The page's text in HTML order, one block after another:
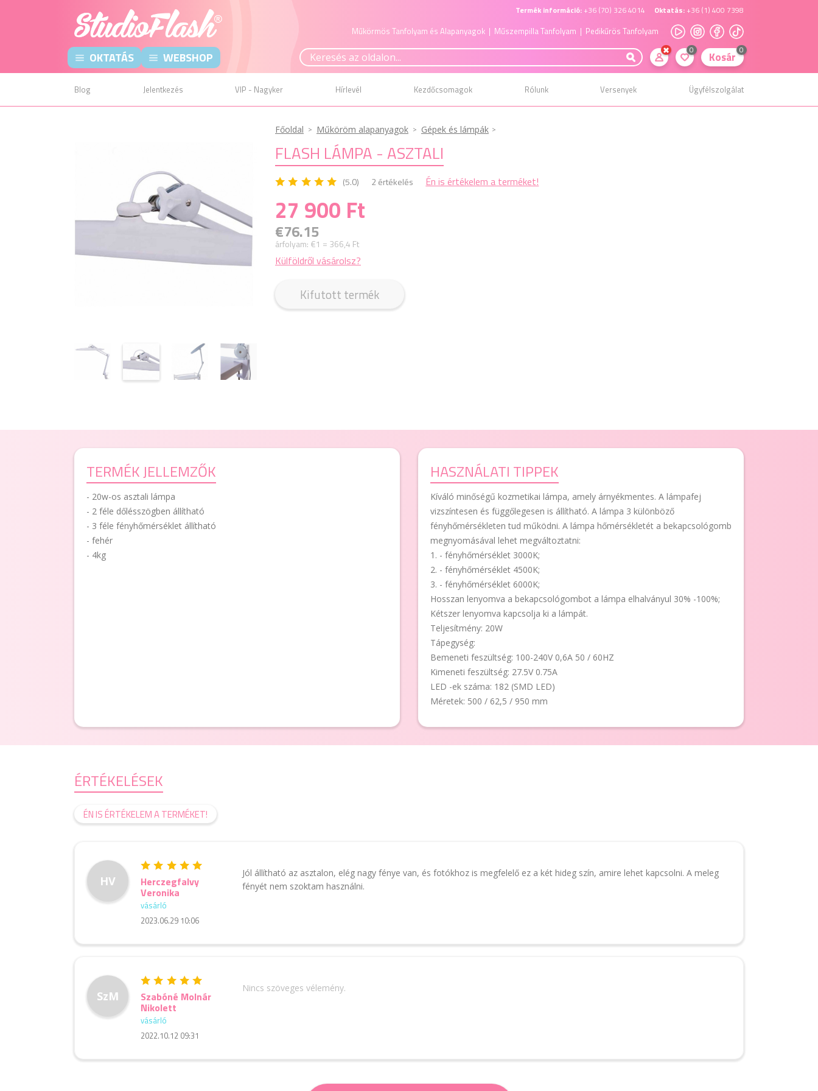
Termék információ: +36 (70) 326 4014 Oktatás: +36 (1) 400 7398
Műkörmös Tanfolyam és Alapanyagok | Műszempilla Tanfolyam | Pedikűrös Tanfolyam
OKTATÁS WEBSHOP 0 Kosár 0
Blog Jelentkezés VIP - Nagyker Hírlevél Kezdőcsomagok Rólunk Versenyek Ügyfélszolgálat
Főoldal Műköröm alapanyagok Gépek és lámpák
FLASH LÁMPA - ASZTALI
(5.0) 2 értékelés Én is értékelem a terméket!
27 900 Ft
€76.15
árfolyam: €1 = 366,4 Ft
Külföldről vásárolsz?
Kifutott termék
TERMÉK JELLEMZŐK
- 20w-os asztali lámpa
- 2 féle dőlésszögben állítható
- 3 féle fényhőmérséklet állítható
- fehér
- 4kg
HASZNÁLATI TIPPEK
Kíváló minőségű kozmetikai lámpa, amely árnyékmentes. A lámpafej
vizszíntesen és függőlegesen is állítható. A lámpa 3 különböző
fényhőmérsékleten tud működni. A lámpa hőmérsékletét a bekapcsológomb
megnyomásával lehet megváltoztatni:
1. - fényhőmérséklet 3000K;
2. - fényhőmérséklet 4500K;
3. - fényhőmérséklet 6000K;
Hosszan lenyomva a bekapcsológombot a lámpa elhalványul 30% -100%;
Kétszer lenyomva kapcsolja ki a lámpát.
Teljesítmény: 20W
Tápegység:
Bemeneti feszültség: 100-240V 0,6A 50 / 60HZ
Kimeneti feszültség: 27.5V 0.75A
LED -ek száma: 182 (SMD LED)
Méretek: 500 / 62,5 / 950 mm
ÉRTÉKELÉSEK
ÉN IS ÉRTÉKELEM A TERMÉKET!
HV Herczegfalvy
Veronika
vásárló
2023.06.29 10:06
Jól állítható az asztalon, elég nagy fénye van, és fotókhoz is megfelelő ez a két hideg szín, amire lehet kapcsolni. A meleg
fényét nem szoktam használni.
SzM Szabóné Molnár
Nikolett
vásárló
2022.10.12 09:31
Nincs szöveges vélemény.